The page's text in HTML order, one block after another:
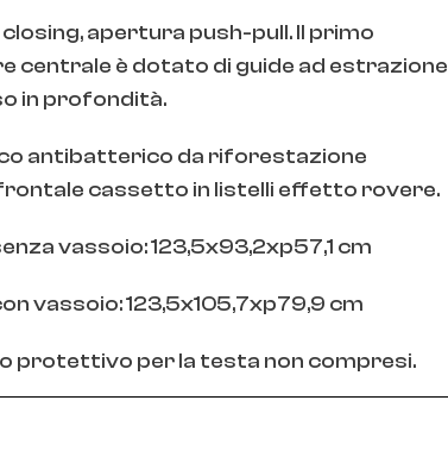
apertura push-pull. Il primo
è dotato di guide ad estrazione
in profondità.
antibatterico da riforestazione
cassetto in listelli effetto rovere.
vassoio: 123,5x93,2xp57,1 cm
vassoio: 123,5x105,7xp79,9 cm
protettivo per la testa non compresi.